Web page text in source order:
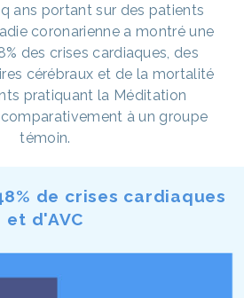
de crises cardiaques
et d'AVC
ans portant sur des patients
coronarienne a montré une
des crises cardiaques, des
cérébraux et de la mortalité
pratiquant la Méditation
à un groupe
témoin.